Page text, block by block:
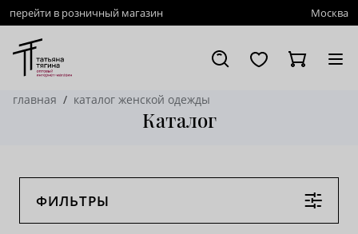
перейти в розничный магазин Москва
главная каталог женской одежды
Каталог
ФИЛЬТРЫ